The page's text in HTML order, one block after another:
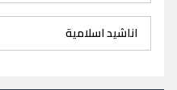
اناشيد اسلامية